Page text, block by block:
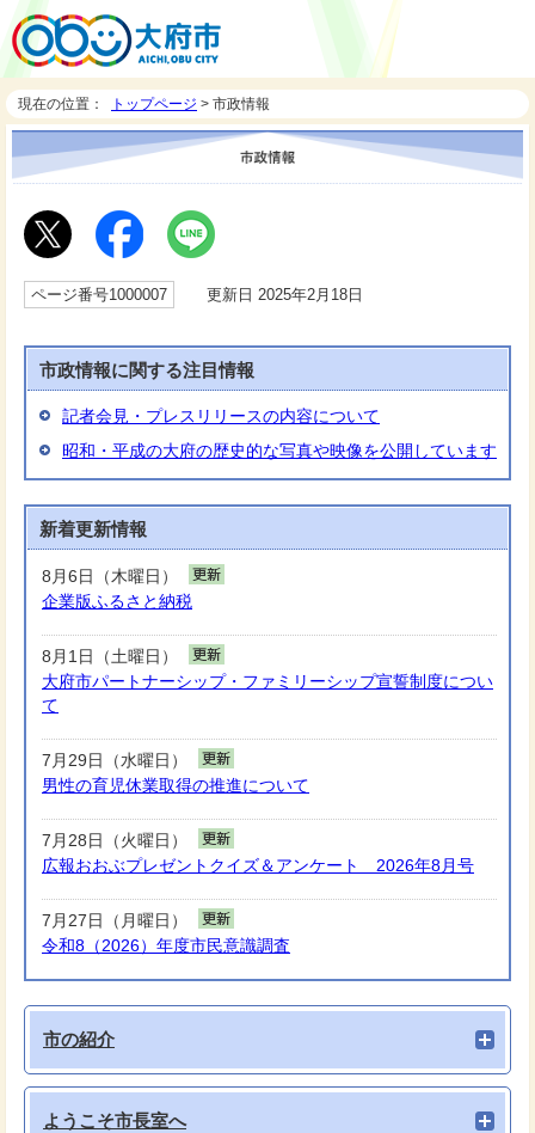
現在の位置： トップページ > 市政情報
ページ番号1000007 更新日 2025年2月18日
市政情報に関する注目情報
記者会見・プレスリリースの内容について
昭和・平成の大府の歴史的な写真や映像を公開しています
新着更新情報
8月6日（木曜日）
企業版ふるさと納税
8月1日（土曜日）
大府市パートナーシップ・ファミリーシップ宣誓制度につい
て
7月29日（水曜日）
男性の育児休業取得の推進について
7月28日（火曜日）
広報おおぶプレゼントクイズ＆アンケート 2026年8月号
7月27日（月曜日）
令和8（2026）年度市民意識調査
市の紹介
ようこそ市長室へ